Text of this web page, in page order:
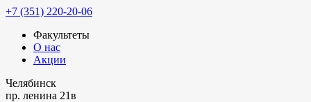
+7 (351) 220-20-06
Факультеты
О нас
Акции
Челябинск
пр. ленина 21в